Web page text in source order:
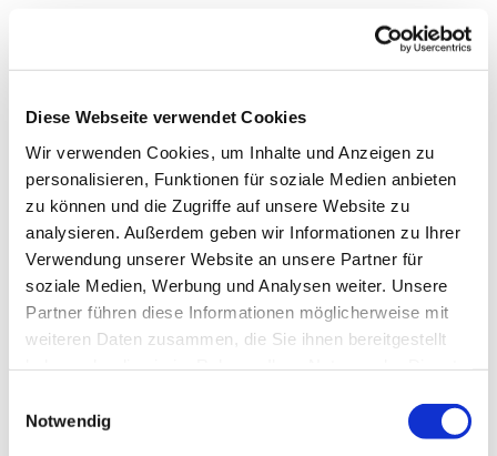
Diese Webseite verwendet Cookies
Wir verwenden Cookies, um Inhalte und Anzeigen zu
personalisieren, Funktionen für soziale Medien anbieten
zu können und die Zugriffe auf unsere Website zu
analysieren. Außerdem geben wir Informationen zu Ihrer
Verwendung unserer Website an unsere Partner für
soziale Medien, Werbung und Analysen weiter. Unsere
Partner führen diese Informationen möglicherweise mit
weiteren Daten zusammen, die Sie ihnen bereitgestellt
Notwendig
Dies könnte Sie auch
interessieren